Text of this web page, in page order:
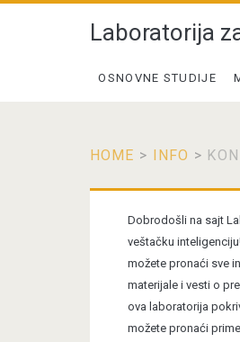
Laboratorija
OSNOVNE STUDIJE
HOME > INFO >
Sidebar
Dobrodošli na sajt
veštačku
možete pronaći sve
materijale i vesti o
ova laboratorija
možete pronaći